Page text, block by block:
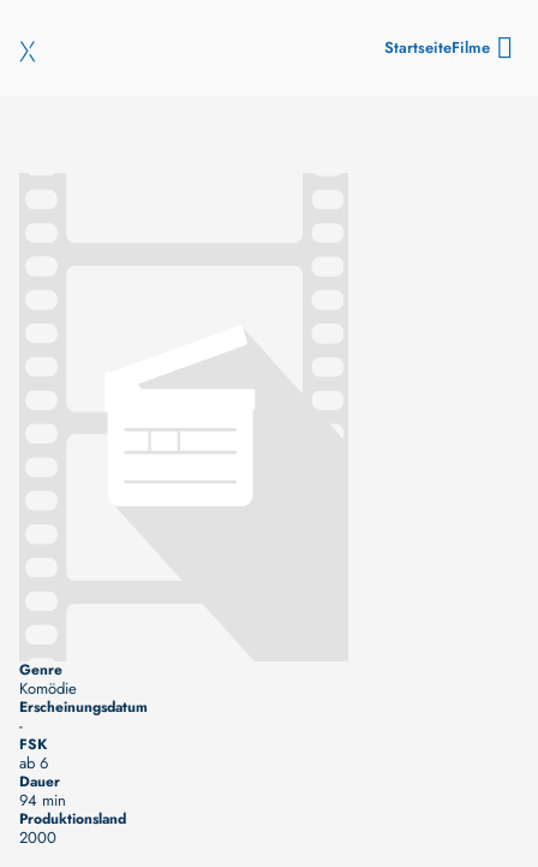
StartseiteFilme
Genre
Komödie
Erscheinungsdatum
-
FSK
ab 6
Dauer
94 min
Produktionsland
2000